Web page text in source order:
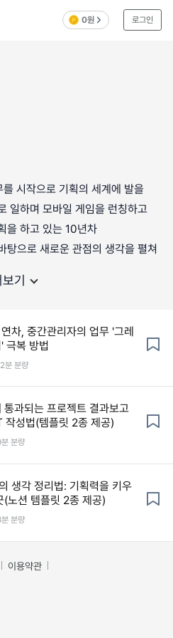
0원 로그인
시작으로 기획의 세계에 발을
일하며 모바일 게임을 런칭하고
을 하고 있는 10년차
탕으로 새로운 관점의 생각을 펼쳐
보기
차, 중간관리자의 업무 '그레
극복 방법
분 분량
통과되는 프로젝트 결과보고
작성법(템플릿 2종 제공)
분량
생각 정리법: 기획력을 키우
(노션 템플릿 2종 제공)
분량
이용약관